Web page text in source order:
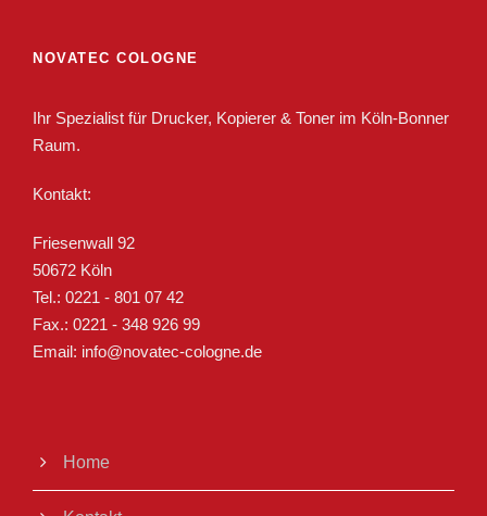
NOVATEC COLOGNE
Ihr Spezialist für Drucker, Kopierer & Toner im Köln-Bonner
Raum.
Kontakt:
Friesenwall 92
50672 Köln
Tel.: 0221 - 801 07 42
Fax.: 0221 - 348 926 99
Email: info@novatec-cologne.de
Home